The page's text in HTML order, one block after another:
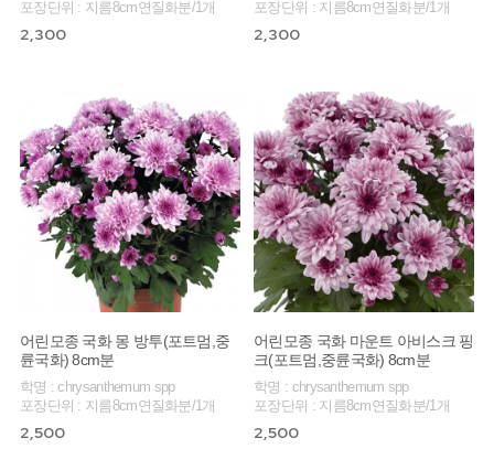
포장단위 : 지름8cm연질화분/1개
2,300
포장단위 : 지름8cm연질화분/1개
2,300
어린모종 국화 몽 방투(포트멈,중
륜국화) 8cm분
학명 : chrysanthemum spp
포장단위 : 지름8cm연질화분/1개
2,500
어린모종 국화 마운트 아비스크 핑
크(포트멈,중륜국화) 8cm분
학명 : chrysanthemum spp
포장단위 : 지름8cm연질화분/1개
2,500